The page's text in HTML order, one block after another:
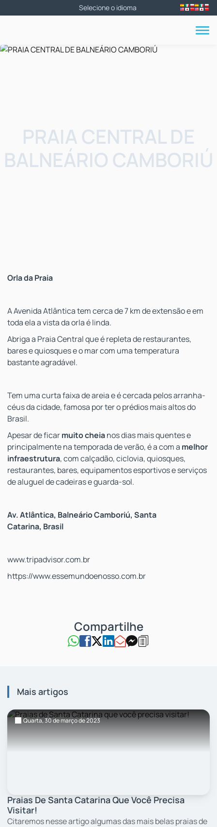
PRAIA CENTRAL DE
BALNEÁRIO CAMBORIÚ
Orla da Praia
A Avenida Atlântica tem cerca de 7 km de extensão e em
toda ela a vista da orla é linda.
Abriga a Praia Central que é repleta de restaurantes,
bares e quiosques e o mar com uma temperatura
bastante agradável.
Tem uma curta faixa de areia e é cercada pelos arranha-
céus da cidade, famosa por ter o prédios mais altos do
Brasil.
Apesar de ficarmuito cheianos dias mais quentes e
principalmente na temporada de verão, é a com a melhor
infraestrutura, com calçadão, ciclovia, quiosques,
restaurantes, bares, equipamentos esportivos e serviços
de aluguel de cadeiras e guarda-sol.
Av. Atlântica, Balneário Camboriú, Santa
Catarina, Brasil
www.tripadvisor.com.br
https://www.essemundoenosso.com.br
Mais artigos
Quarta,30de marçode 2023
Praias De Santa Catarina Que Você Precisa
Visitar!
Citaremos nesse artigo algumas das mais belas praias de